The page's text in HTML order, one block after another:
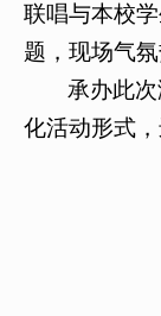
联唱与本校
题，现场气
承办此
化活动形式